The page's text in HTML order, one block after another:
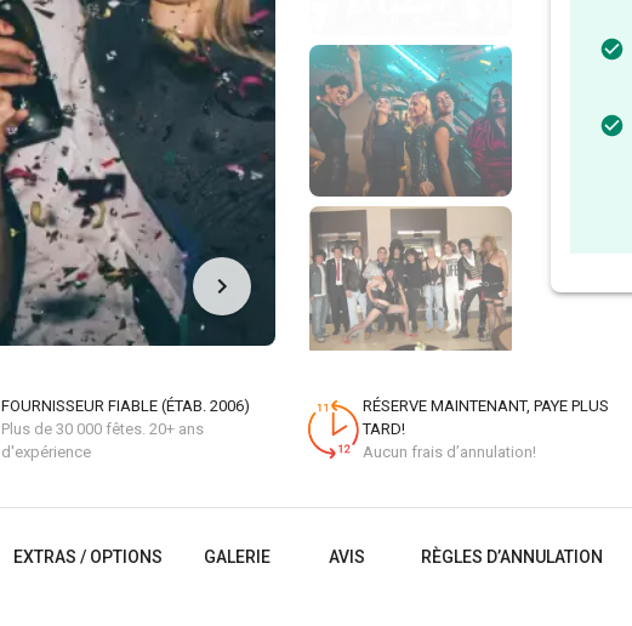
FOURNISSEUR FIABLE (ÉTAB. 2006)
Plus de 30 000 fêtes. 20+ ans
d'expérience
RÉSERVE MAINTENANT, PAYE PLUS
TARD!
Aucun frais d’annulation!
EXTRAS / OPTIONS GALERIE AVIS RÈGLES D’ANNULATION